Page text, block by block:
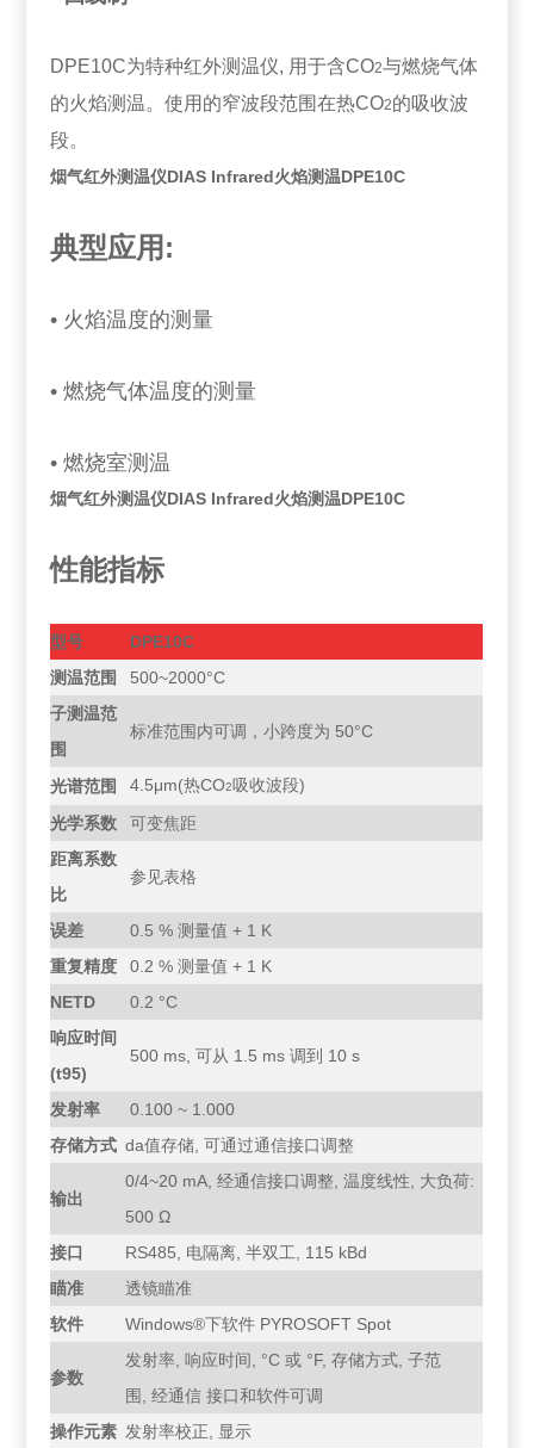
DPE10C为特种红外测温仪, 用于含CO2与燃烧气体
的火焰测温。使用的窄波段范围在热CO2的吸收波
段。
烟气红外测温仪DIAS Infrared火焰测温DPE10C
典型应用:
• 火焰温度的测量
• 燃烧气体温度的测量
• 燃烧室测温
烟气红外测温仪DIAS Infrared火焰测温DPE10C
性能指标
型号
DPE10C
测温范围
500~2000°C
子测温范
围
标准范围内可调，小跨度为 50°C
光谱范围 4.5μm(热CO2吸收波段)
光学系数
可变焦距
距离系数
比
参见表格
误差
0.5 % 测量值 + 1 K
重复精度
0.2 % 测量值 + 1 K
NETD
0.2 °C
响应时间
(t95)
500 ms, 可从 1.5 ms 调到 10 s
发射率
0.100 ~ 1.000
存储方式 da值存储, 可通过通信接口调整
输出
0/4~20 mA, 经通信接口调整, 温度线性, 大负荷:
500 Ω
接口
RS485, 电隔离, 半双工, 115 kBd
瞄准
透镜瞄准
软件
Windows®下软件 PYROSOFT Spot
参数
发射率, 响应时间, °C 或 °F, 存储方式, 子范
围, 经通信 接口和软件可调
操作元素 发射率校正, 显示